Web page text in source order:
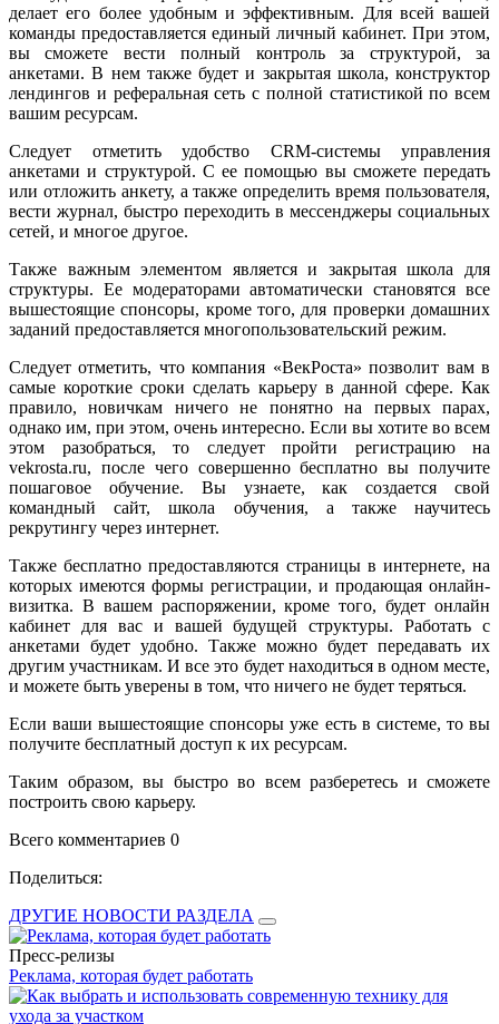
делает его более удобным и эффективным. Для всей вашей
команды предоставляется единый личный кабинет. При этом,
вы сможете вести полный контроль за структурой, за
анкетами. В нем также будет и закрытая школа, конструктор
лендингов и реферальная сеть с полной статистикой по всем
вашим ресурсам.
Следует отметить удобство CRM-системы управления
анкетами и структурой. С ее помощью вы сможете передать
или отложить анкету, а также определить время пользователя,
вести журнал, быстро переходить в мессенджеры социальных
сетей, и многое другое.
Также важным элементом является и закрытая школа для
структуры. Ее модераторами автоматически становятся все
вышестоящие спонсоры, кроме того, для проверки домашних
заданий предоставляется многопользовательский режим.
Следует отметить, что компания «ВекРоста» позволит вам в
самые короткие сроки сделать карьеру в данной сфере. Как
правило, новичкам ничего не понятно на первых парах,
однако им, при этом, очень интересно. Если вы хотите во всем
этом разобраться, то следует пройти регистрацию на
vekrosta.ru, после чего совершенно бесплатно вы получите
пошаговое обучение. Вы узнаете, как создается свой
командный сайт, школа обучения, а также научитесь
рекрутингу через интернет.
Также бесплатно предоставляются страницы в интернете, на
которых имеются формы регистрации, и продающая онлайн-
визитка. В вашем распоряжении, кроме того, будет онлайн
кабинет для вас и вашей будущей структуры. Работать с
анкетами будет удобно. Также можно будет передавать их
другим участникам. И все это будет находиться в одном месте,
и можете быть уверены в том, что ничего не будет теряться.
Если ваши вышестоящие спонсоры уже есть в системе, то вы
получите бесплатный доступ к их ресурсам.
Таким образом, вы быстро во всем разберетесь и сможете
построить свою карьеру.
Всего комментариев 0
Поделиться:
ДРУГИЕ НОВОСТИ РАЗДЕЛА
Пресс-релизы
Реклама, которая будет работать